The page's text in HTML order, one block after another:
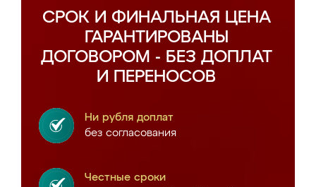
СРОК И ФИНАЛЬНАЯ ЦЕНА
ГАРАНТИРОВАНЫ
ДОГОВОРОМ - БЕЗ ДОПЛАТ
И ПЕРЕНОСОВ
Ни рубля доплат
без согласования
Честные сроки